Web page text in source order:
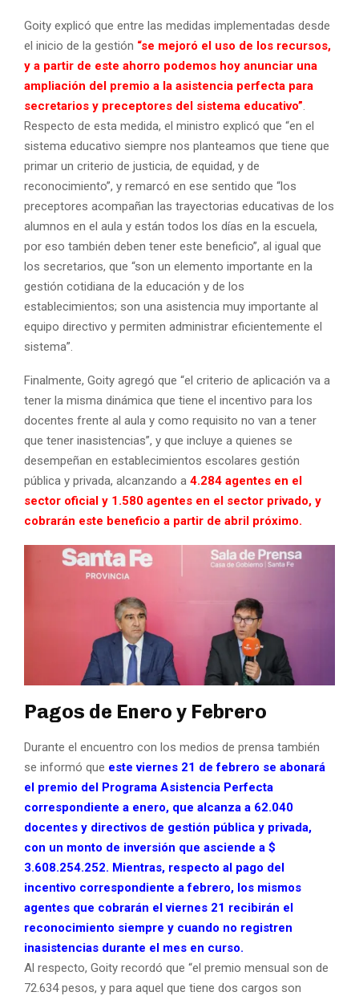
Goity explicó que entre las medidas implementadas desde
el inicio de la gestión “se mejoró el uso de los recursos,
y a partir de este ahorro podemos hoy anunciar una
ampliación del premio a la asistencia perfecta para
secretarios y preceptores del sistema educativo”.
Respecto de esta medida, el ministro explicó que “en el
sistema educativo siempre nos planteamos que tiene que
primar un criterio de justicia, de equidad, y de
reconocimiento”, y remarcó en ese sentido que “los
preceptores acompañan las trayectorias educativas de los
alumnos en el aula y están todos los días en la escuela,
por eso también deben tener este beneficio”, al igual que
los secretarios, que “son un elemento importante en la
gestión cotidiana de la educación y de los
establecimientos; son una asistencia muy importante al
equipo directivo y permiten administrar eficientemente el
sistema”.
Finalmente, Goity agregó que “el criterio de aplicación va a
tener la misma dinámica que tiene el incentivo para los
docentes frente al aula y como requisito no van a tener
que tener inasistencias”, y que incluye a quienes se
desempeñan en establecimientos escolares gestión
pública y privada, alcanzando a 4.284 agentes en el
sector oficial y 1.580 agentes en el sector privado, y
cobrarán este beneficio a partir de abril próximo.
Pagos de Enero y Febrero
Durante el encuentro con los medios de prensa también
se informó que este viernes 21 de febrero se abonará
el premio del Programa Asistencia Perfecta
correspondiente a enero, que alcanza a 62.040
docentes y directivos de gestión pública y privada,
con un monto de inversión que asciende a $
3.608.254.252. Mientras, respecto al pago del
incentivo correspondiente a febrero, los mismos
agentes que cobrarán el viernes 21 recibirán el
reconocimiento siempre y cuando no registren
inasistencias durante el mes en curso.
Al respecto, Goity recordó que “el premio mensual son de
72.634 pesos, y para aquel que tiene dos cargos son